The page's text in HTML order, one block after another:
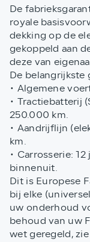
De
royale
dekking op de
gekoppeld aan
deze van
De belangrijkste
• Algemene
• Tractiebatterij
250.000 km.
• Aandrijflijn
km.
• Carrosserie:
binnenuit.
Dit is Europese
bij elke
uw onderhoud
behoud van uw
wet geregeld,